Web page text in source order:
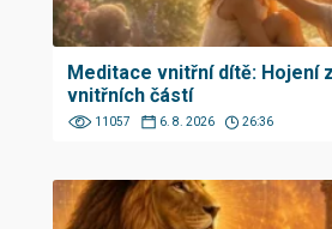
Meditace vnitřní dítě: Hojení
vnitřních částí
11057 6. 8. 2026 26:36